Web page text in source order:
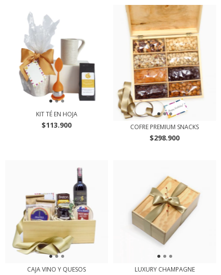
KIT TÉ EN HOJA
$113.900 COFRE PREMIUM SNACKS
$298.900
CAJA VINO Y QUESOS LUXURY CHAMPAGNE